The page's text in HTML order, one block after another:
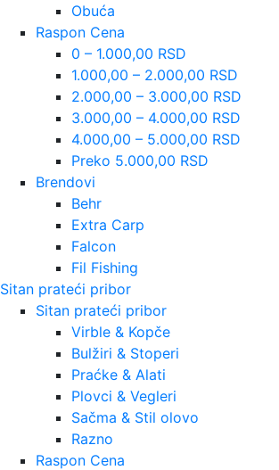
Obuća
Raspon Cena
0 – 1.000,00 RSD
1.000,00 – 2.000,00 RSD
2.000,00 – 3.000,00 RSD
3.000,00 – 4.000,00 RSD
4.000,00 – 5.000,00 RSD
Preko 5.000,00 RSD
Brendovi
Behr
Extra Carp
Falcon
Fil Fishing
Sitan prateći pribor
Sitan prateći pribor
Virble & Kopče
Bulžiri & Stoperi
Praćke & Alati
Plovci & Vegleri
Sačma & Stil olovo
Razno
Raspon Cena